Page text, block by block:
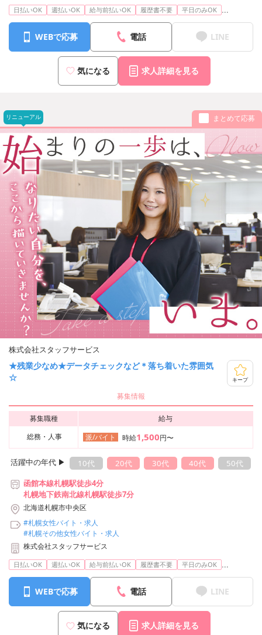
日払いOK 週払いOK 給与前払いOK 履歴書不要 平日のみOK ...
WEBで応募 電話 LINE
気になる 求人詳細を見る
リニューアル まとめて応募
株式会社スタッフサービス
★残業少なめ★データチェックなど＊落ち着いた雰囲気
☆
キープ
募集情報
募集職種
給与
総務・人事
派/バイト 時給1,500円〜
活躍中の年代 ▶︎ 10代 20代 30代 40代
50代
函館本線札幌駅徒歩4分
札幌地下鉄南北線札幌駅徒歩7分
北海道札幌市中央区
#札幌女性バイト・求人
#札幌その他女性バイト・求人
株式会社スタッフサービス
日払いOK 週払いOK 給与前払いOK 履歴書不要 平日のみOK ...
WEBで応募 電話 LINE
気になる 求人詳細を見る